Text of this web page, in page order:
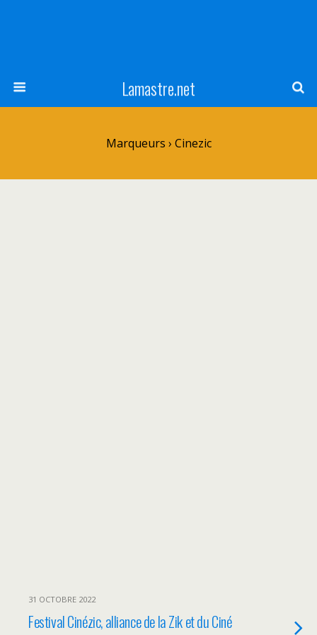
Lamastre.net
Marqueurs › Cinezic
31 OCTOBRE 2022
Festival Cinézic, alliance de la Zik et du Ciné